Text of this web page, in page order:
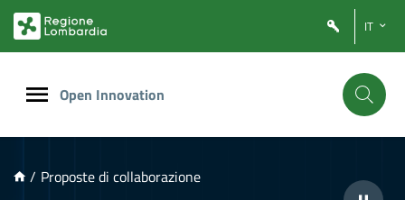
PRINCIPALE
IT
Open Innovation
/ Proposte di collaborazione